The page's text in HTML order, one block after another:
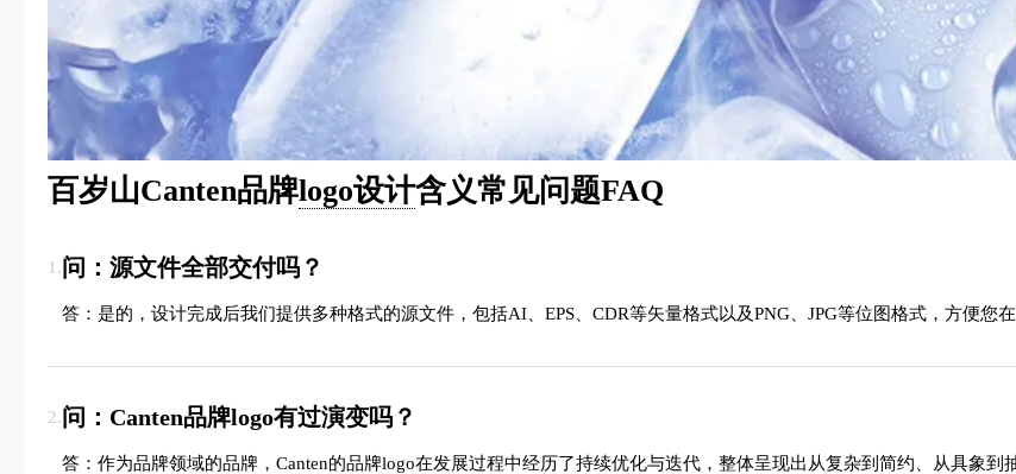
百岁山Canten品牌logo设计含义常见问题FAQ
1.问：源文件全部交付吗？
答：是的，设计完成后我们提供多种格式的源文件，包括AI、EPS、CDR等矢量格式以及PNG、JPG等位图格式，方便您在
2.问：Canten品牌logo有过演变吗？
答：作为品牌领域的品牌，Canten的品牌logo在发展过程中经历了持续优化与迭代，整体呈现出从复杂到简约、从具象